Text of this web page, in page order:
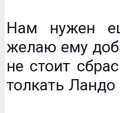
Нам нужен
желаю ему
не стоит
толкать Ландо